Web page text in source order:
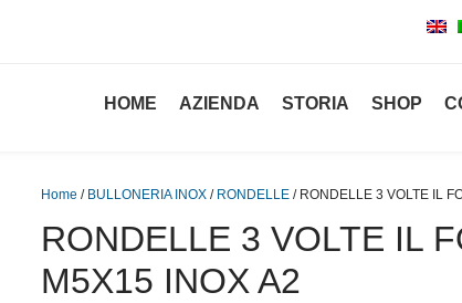
HOME AZIENDA STORIA SHOP
Home / BULLONERIA INOX / RONDELLE / RONDELLE 3 VOLTE IL
RONDELLE 3 VOLTE IL
M5X15 INOX A2